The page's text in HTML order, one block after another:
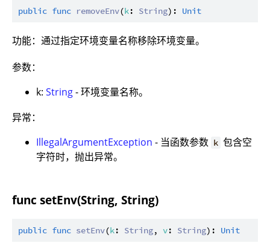
public func removeEnv(k: String): Unit
功能：通过指定环境变量名称移除环境变量。
参数：
k: String- 环境变量名称。
异常：
IllegalArgumentException - 当函数参数 k 包含空
字符时，抛出异常。
func setEnv(String, String)
public func setEnv(k: String, v: String): Unit